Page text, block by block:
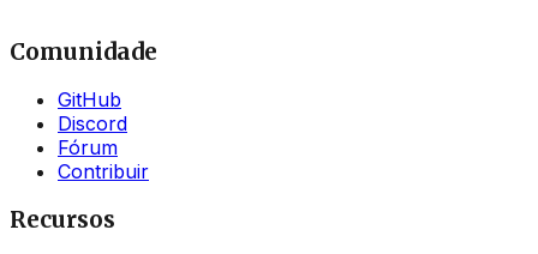
Comunidade
GitHub
Discord
Fórum
Contribuir
Recursos